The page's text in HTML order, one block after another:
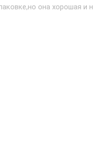
она хорошая и н